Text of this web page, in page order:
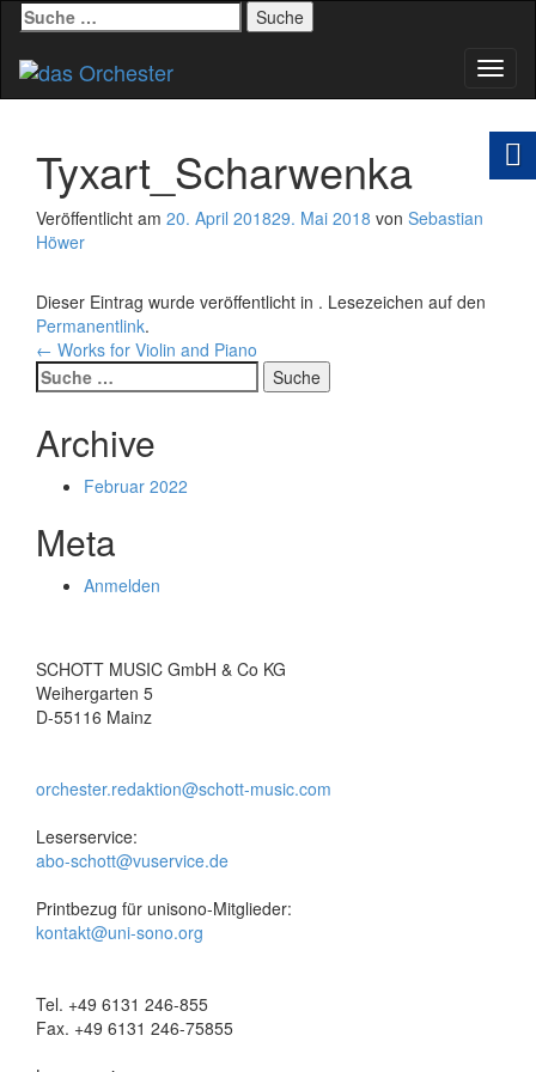
Suche
nach:
Tyxart_Scharwenka
Veröffentlicht am 20. April 201829. Mai 2018 von Sebastian
Höwer
Dieser Eintrag wurde veröffentlicht in . Lesezeichen auf den
Permanentlink.
Beitrags-
Navigation
← Works for Violin and Piano
Suche
nach:
Archive
Februar 2022
Meta
Anmelden
SCHOTT MUSIC GmbH & Co KG
Weihergarten 5
D-55116 Mainz
orchester.redaktion@schott-music.com
Leserservice:
abo-schott@vuservice.de
Printbezug für unisono-Mitglieder:
kontakt@uni-sono.org
Tel. +49 6131 246-855
Fax. +49 6131 246-75855